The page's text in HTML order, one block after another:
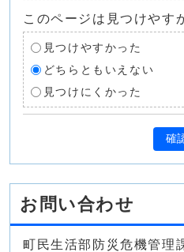
このページは見つけやす
見つけやすかった
どちらともいえない
見つけにくかった
確
お問い合わせ
町民生活部防災危機管理